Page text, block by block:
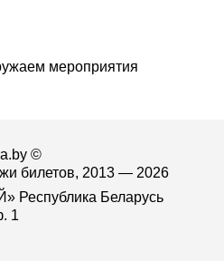
мероприятия
©
билетов, 2013 — 2026
Беларусь
1